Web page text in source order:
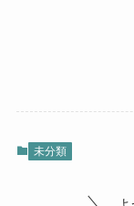
未分類